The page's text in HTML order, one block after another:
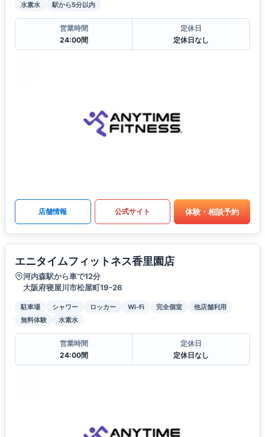
水素水
駅から5分以内
営業時間
24:00間
定休日
定休日なし
店舗情報 公式サイト 体験・相談予約
エニタイムフィットネス香里園店
河内森駅から車で12分
大阪府寝屋川市松屋町19-26
駐車場 シャワー ロッカー Wi-Fi 完全個室
他店舗利用
無料体験
水素水
営業時間
24:00間
定休日
定休日なし